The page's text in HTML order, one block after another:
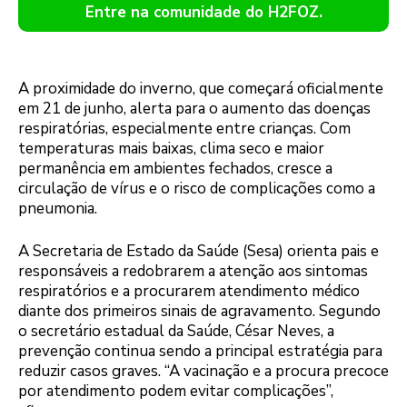
Entre na comunidade do H2FOZ.
A proximidade do inverno, que começará oficialmente
em 21 de junho, alerta para o aumento das doenças
respiratórias, especialmente entre crianças. Com
temperaturas mais baixas, clima seco e maior
permanência em ambientes fechados, cresce a
circulação de vírus e o risco de complicações como a
pneumonia.
A Secretaria de Estado da Saúde (Sesa) orienta pais e
responsáveis a redobrarem a atenção aos sintomas
respiratórios e a procurarem atendimento médico
diante dos primeiros sinais de agravamento. Segundo
o secretário estadual da Saúde, César Neves, a
prevenção continua sendo a principal estratégia para
reduzir casos graves. “A vacinação e a procura precoce
por atendimento podem evitar complicações”,